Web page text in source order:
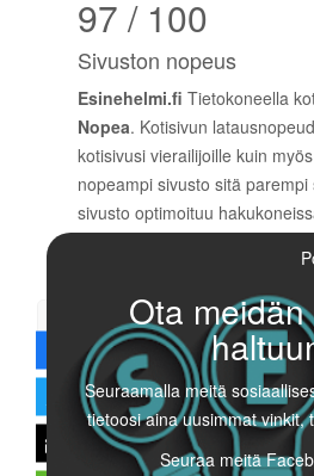
97 / 100
Sivuston nopeus
Esinehelmi.fi Tietokoneella
Nopea. Kotisivun
kotisivusi vierailijoille kuin
nopeampi sivusto sitä
sivusto optimoituu
Hienoa, sivustosi kieli on
Sivuston määritetty kieli:
Ota
Seuraamalla meitä
tietoosi aina uusimmat vinkit,
Seuraa meitä